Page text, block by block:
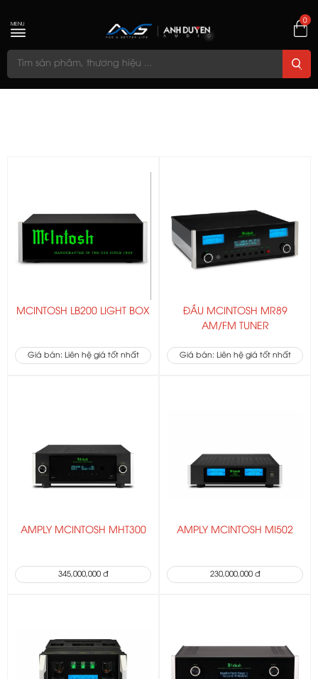
0
MENU
MCINTOSH LB200 LIGHT BOX
Giá bán: Liên hệ giá tốt nhất
ĐẦU MCINTOSH MR89
AM/FM TUNER
Giá bán: Liên hệ giá tốt nhất
AMPLY MCINTOSH MHT300
345,000,000 đ
AMPLY MCINTOSH MI502
230,000,000 đ